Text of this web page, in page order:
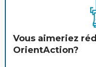
Vous aimeriez
OrientAction?